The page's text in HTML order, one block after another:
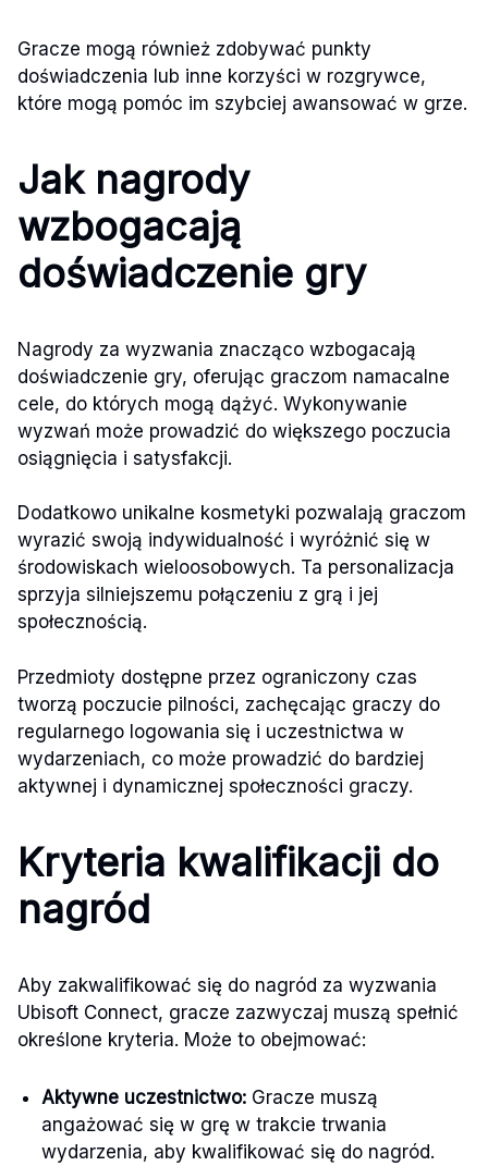
Gracze mogą również zdobywać punkty
doświadczenia lub inne korzyści w rozgrywce,
które mogą pomóc im szybciej awansować w grze.
Jak nagrody
wzbogacają
doświadczenie gry
Nagrody za wyzwania znacząco wzbogacają
doświadczenie gry, oferując graczom namacalne
cele, do których mogą dążyć. Wykonywanie
wyzwań może prowadzić do większego poczucia
osiągnięcia i satysfakcji.
Dodatkowo unikalne kosmetyki pozwalają graczom
wyrazić swoją indywidualność i wyróżnić się w
środowiskach wieloosobowych. Ta personalizacja
sprzyja silniejszemu połączeniu z grą i jej
społecznością.
Przedmioty dostępne przez ograniczony czas
tworzą poczucie pilności, zachęcając graczy do
regularnego logowania się i uczestnictwa w
wydarzeniach, co może prowadzić do bardziej
aktywnej i dynamicznej społeczności graczy.
Kryteria kwalifikacji do
nagród
Aby zakwalifikować się do nagród za wyzwania
Ubisoft Connect, gracze zazwyczaj muszą spełnić
określone kryteria. Może to obejmować:
Aktywne uczestnictwo: Gracze muszą
angażować się w grę w trakcie trwania
wydarzenia, aby kwalifikować się do nagród.